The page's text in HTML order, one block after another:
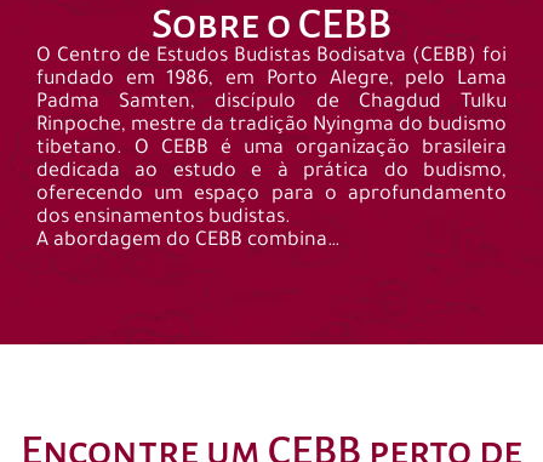
Sobre o CEBB
O Centro de Estudos Budistas Bodisatva (CEBB) foi
fundado em 1986, em Porto Alegre, pelo Lama
Padma Samten, discípulo de Chagdud Tulku
Rinpoche, mestre da tradição Nyingma do budismo
tibetano. O CEBB é uma organização brasileira
dedicada ao estudo e à prática do budismo,
oferecendo um espaço para o aprofundamento
dos ensinamentos budistas.
A abordagem do CEBB combina…
Encontre um CEBB perto de